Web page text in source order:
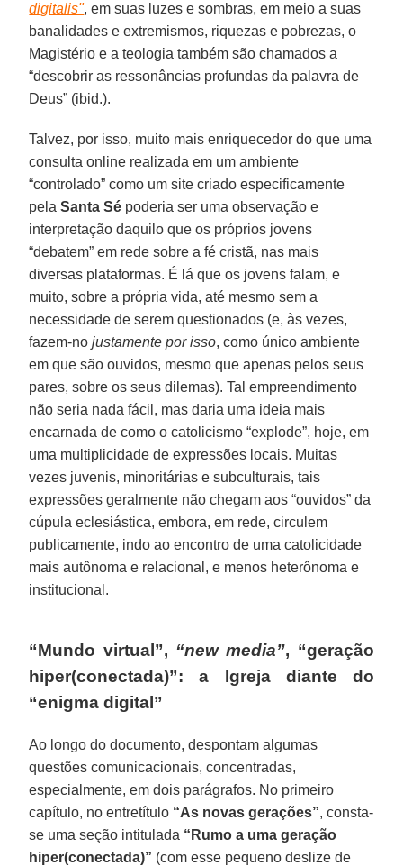
digitalis", em suas luzes e sombras, em meio a suas
banalidades e extremismos, riquezas e pobrezas, o
Magistério e a teologia também são chamados a
“descobrir as ressonâncias profundas da palavra de
Deus” (ibid.).
Talvez, por isso, muito mais enriquecedor do que uma
consulta online realizada em um ambiente
“controlado” como um site criado especificamente
pelaSanta Sé poderia ser uma observação e
interpretação daquilo que os próprios jovens
“debatem” em rede sobre a fé cristã, nas mais
diversas plataformas. É lá que os jovens falam, e
muito, sobre a própria vida, até mesmo sem a
necessidade de serem questionados (e, às vezes,
fazem-nojustamente por isso, como único ambiente
em que são ouvidos, mesmo que apenas pelos seus
pares, sobre os seus dilemas). Tal empreendimento
não seria nada fácil, mas daria uma ideia mais
encarnada de como o catolicismo “explode”, hoje, em
uma multiplicidade de expressões locais. Muitas
vezes juvenis, minoritárias e subculturais, tais
expressões geralmente não chegam aos “ouvidos” da
cúpula eclesiástica, embora, em rede, circulem
publicamente, indo ao encontro de uma catolicidade
mais autônoma e relacional, e menos heterônoma e
institucional.
“Mundo virtual”, “new media”, “geração
hiper(conectada)”: a Igreja diante do
“enigma digital”
Ao longo do documento, despontam algumas
questões comunicacionais, concentradas,
especialmente, em dois parágrafos. No primeiro
capítulo, no entretítulo “As novas gerações”, consta-
se uma seção intitulada “Rumo a uma geração
hiper(conectada)” (com esse pequeno deslize de